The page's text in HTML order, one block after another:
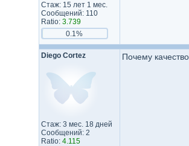
Стаж: 15 лет 1 мес.
Сообщений: 110
Ratio: 3.739
0.1%
Diego Cortez
Стаж: 3 мес. 18 дней
Сообщений: 2
Ratio: 4.115
Почему